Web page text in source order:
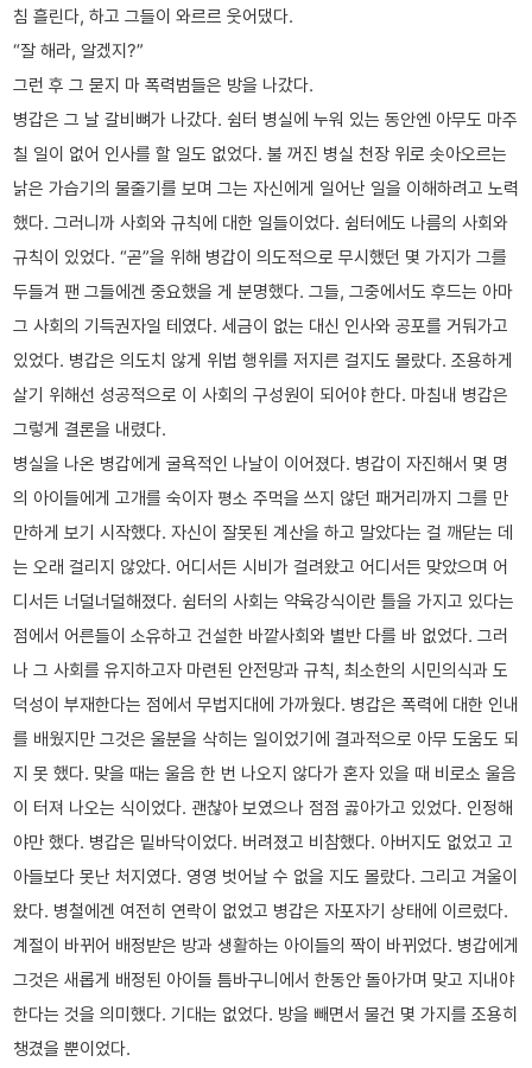
침 흘린다, 하고 그들이 와르르 웃어댔다.
“잘 해라, 알겠지?”
그런 후 그 묻지 마 폭력범들은 방을 나갔다.
병갑은 그 날 갈비뼈가 나갔다. 쉼터 병실에 누워 있는 동안엔 아무도 마주
칠 일이 없어 인사를 할 일도 없었다. 불 꺼진 병실 천장 위로 솟아오르는
낡은 가습기의 물줄기를 보며 그는 자신에게 일어난 일을 이해하려고 노력
했다. 그러니까 사회와 규칙에 대한 일들이었다. 쉼터에도 나름의 사회와
규칙이 있었다. “곧”을 위해 병갑이 의도적으로 무시했던 몇 가지가 그를
두들겨 팬 그들에겐 중요했을 게 분명했다. 그들, 그중에서도 후드는 아마
그 사회의 기득권자일 테였다. 세금이 없는 대신 인사와 공포를 거둬가고
있었다. 병갑은 의도치 않게 위법 행위를 저지른 걸지도 몰랐다. 조용하게
살기 위해선 성공적으로 이 사회의 구성원이 되어야 한다. 마침내 병갑은
그렇게 결론을 내렸다.
병실을 나온 병갑에게 굴욕적인 나날이 이어졌다. 병갑이 자진해서 몇 명
의 아이들에게 고개를 숙이자 평소 주먹을 쓰지 않던 패거리까지 그를 만
만하게 보기 시작했다. 자신이 잘못된 계산을 하고 말았다는 걸 깨닫는 데
는 오래 걸리지 않았다. 어디서든 시비가 걸려왔고 어디서든 맞았으며 어
디서든 너덜너덜해졌다. 쉼터의 사회는 약육강식이란 틀을 가지고 있다는
점에서 어른들이 소유하고 건설한 바깥사회와 별반 다를 바 없었다. 그러
나 그 사회를 유지하고자 마련된 안전망과 규칙, 최소한의 시민의식과 도
덕성이 부재한다는 점에서 무법지대에 가까웠다. 병갑은 폭력에 대한 인내
를 배웠지만 그것은 울분을 삭히는 일이었기에 결과적으로 아무 도움도 되
지 못 했다. 맞을 때는 울음 한 번 나오지 않다가 혼자 있을 때 비로소 울음
이 터져 나오는 식이었다. 괜찮아 보였으나 점점 곯아가고 있었다. 인정해
야만 했다. 병갑은 밑바닥이었다. 버려졌고 비참했다. 아버지도 없었고 고
아들보다 못난 처지였다. 영영 벗어날 수 없을 지도 몰랐다. 그리고 겨울이
왔다. 병철에겐 여전히 연락이 없었고 병갑은 자포자기 상태에 이르렀다.
계절이 바뀌어 배정받은 방과 생활하는 아이들의 짝이 바뀌었다. 병갑에게
그것은 새롭게 배정된 아이들 틈바구니에서 한동안 돌아가며 맞고 지내야
한다는 것을 의미했다. 기대는 없었다. 방을 빼면서 물건 몇 가지를 조용히
챙겼을 뿐이었다.